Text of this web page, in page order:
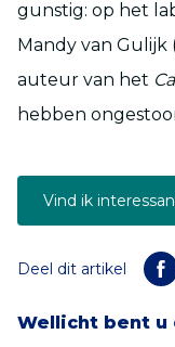
gunstig: op het
Mandy van
auteur van het
hebben
Vind ik
Deel dit artikel
Wellicht bent u